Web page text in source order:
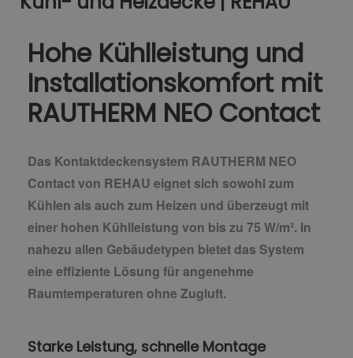
Hohe Kühlleistung und
Installationskomfort mit
RAUTHERM NEO Contact
Das Kontaktdeckensystem RAUTHERM NEO
Contact von REHAU eignet sich sowohl zum
Kühlen als auch zum Heizen und überzeugt mit
einer hohen Kühlleistung von bis zu 75 W/m². In
nahezu allen Gebäudetypen bietet das System
eine effiziente Lösung für angenehme
Raumtemperaturen ohne Zugluft.
Starke Leistung, schnelle Montage